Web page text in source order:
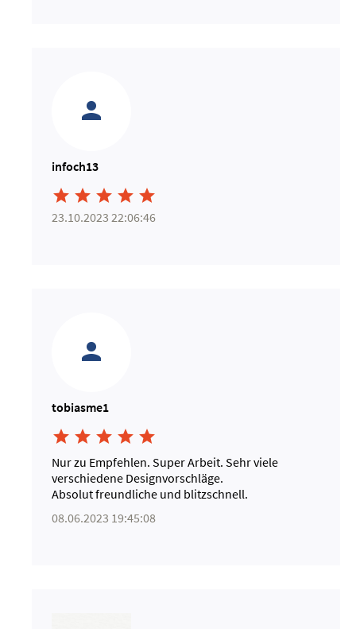
infoch13
    
23.10.2023 22:06:46
tobiasme1
    
Nur zu Empfehlen. Super Arbeit. Sehr viele
verschiedene Designvorschläge.
Absolut freundliche und blitzschnell.
08.06.2023 19:45:08